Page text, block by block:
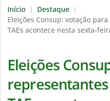
Início | Destaque |
Eleições Consup: votação
TAEs acontece nesta sexta-
Eleições